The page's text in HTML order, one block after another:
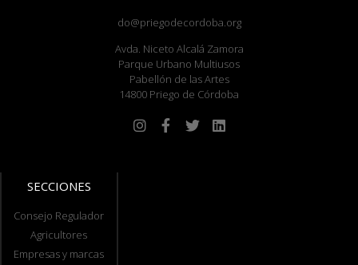
do@priegodecordoba.org
Avda. Niceto Alcalá Zamora
Parque Urbano Multiusos
Pabellón de las Artes
14800 Priego de Córdoba
SECCIONES
Consejo Regulador
Agricultores
Empresas y marcas